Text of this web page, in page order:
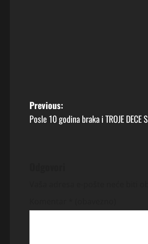
P
o
a
Previous:
Posle 10 godina braka i TROJE